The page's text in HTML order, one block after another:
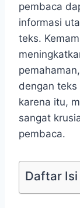
pembaca
informasi
teks.
dengan teks
karena itu,
sangat
pembaca.
Daftar Isi